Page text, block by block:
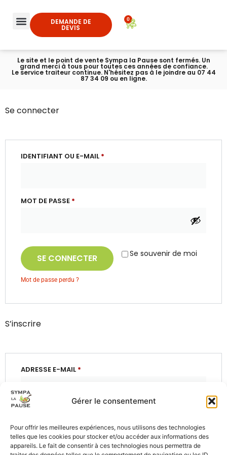
Gérer le consentement
Pour offrir les meilleures expériences, nous utilisons des technologies
telles que les cookies pour stocker et/ou accéder aux informations des
appareils. Le fait de consentir à ces technologies nous permettra de
DEMANDE DE
DEVIS
0
Le site et le point de vente Sympa la Pause sont fermés. Un
grand merci à tous pour toutes ces années de confiance.
Le service traiteur continue. N'hésitez pas à le joindre au 07 44
87 34 09 ou en ligne.
Se connecter
IDENTIFIANT OU E-MAIL *
MOT DE PASSE *
Se souvenir de moi
SE CONNECTER
Mot de passe perdu ?
S’inscrire
ADRESSE E-MAIL *
passe sera envoyé à votre adresse e-mail.
Vos données personnelles seront utilisées pour vous
accompagner au cours de votre visite du site web, gérer